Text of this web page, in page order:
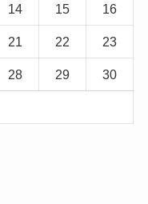
14 15 16
21 22 23
28 29 30